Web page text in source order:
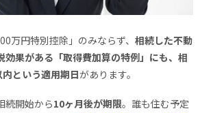
万円特別控除」のみならず、 相続した不動
効果がある「取得費加算の特例」にも、相
という適用期日があります。
続開始から10ヶ月後が期限。誰も住む予定